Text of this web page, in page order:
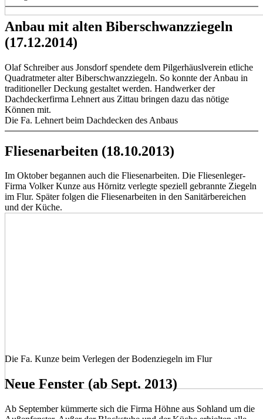
Anbau mit alten Biberschwanzziegeln
(17.12.2014)
Olaf Schreiber aus Jonsdorf spendete dem Pilgerhäuslverein etliche
Quadratmeter alter Biberschwanzziegeln. So konnte der Anbau in
traditioneller Deckung gestaltet werden. Handwerker der
Dachdeckerfirma Lehnert aus Zittau bringen dazu das nötige
Können mit.
Die Fa. Lehnert beim Dachdecken des Anbaus
Fliesenarbeiten (18.10.2013)
Im Oktober begannen auch die Fliesenarbeiten. Die Fliesenleger-
Firma Volker Kunze aus Hörnitz verlegte speziell gebrannte Ziegeln
im Flur. Später folgen die Fliesenarbeiten in den Sanitärbereichen
und der Küche.
Die Fa. Kunze beim Verlegen der Bodenziegeln im Flur
Neue Fenster (ab Sept. 2013)
Ab September kümmerte sich die Firma Höhne aus Sohland um die